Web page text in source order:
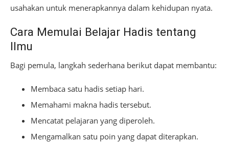
usahakan untuk menerapkannya dalam kehidupan nyata.
Cara Memulai Belajar Hadis tentang
Ilmu
Bagi pemula, langkah sederhana berikut dapat membantu:
Membaca satu hadis setiap hari.
Memahami makna hadis tersebut.
Mencatat pelajaran yang diperoleh.
Mengamalkan satu poin yang dapat diterapkan.